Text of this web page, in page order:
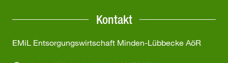
Kontakt
EMiL Entsorgungswirtschaft Minden-Lübbecke AöR